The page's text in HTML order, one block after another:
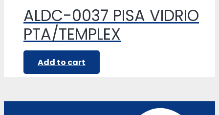
ALDC-0037 PISA VIDRIO
PTA/TEMPLEX
Add to cart